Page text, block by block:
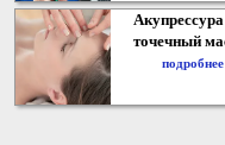
точечный